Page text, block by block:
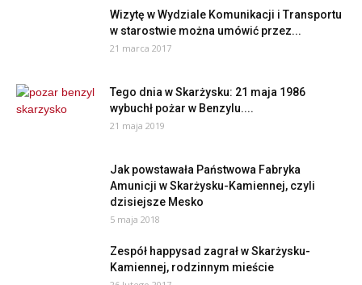
Wizytę w Wydziale Komunikacji i Transportu
w starostwie można umówić przez...
21 marca 2017
Tego dnia w Skarżysku: 21 maja 1986
wybuchł pożar w Benzylu....
21 maja 2019
Jak powstawała Państwowa Fabryka
Amunicji w Skarżysku-Kamiennej, czyli
dzisiejsze Mesko
5 maja 2018
Zespół happysad zagrał w Skarżysku-
Kamiennej, rodzinnym mieście